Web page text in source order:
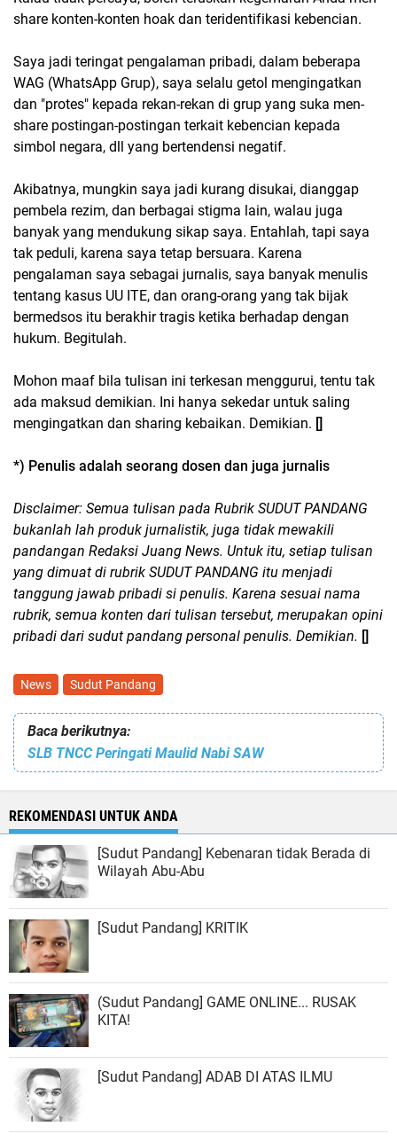
share konten-konten hoak dan teridentifikasi kebencian.
Saya jadi teringat pengalaman pribadi, dalam beberapa
WAG (WhatsApp Grup), saya selalu getol mengingatkan
dan "protes" kepada rekan-rekan di grup yang suka men-
share postingan-postingan terkait kebencian kepada
simbol negara, dll yang bertendensi negatif.
Akibatnya, mungkin saya jadi kurang disukai, dianggap
pembela rezim, dan berbagai stigma lain, walau juga
banyak yang mendukung sikap saya. Entahlah, tapi saya
tak peduli, karena saya tetap bersuara. Karena
pengalaman saya sebagai jurnalis, saya banyak menulis
tentang kasus UU ITE, dan orang-orang yang tak bijak
bermedsos itu berakhir tragis ketika berhadap dengan
hukum. Begitulah.
Mohon maaf bila tulisan ini terkesan menggurui, tentu tak
ada maksud demikian. Ini hanya sekedar untuk saling
mengingatkan dan sharing kebaikan. Demikian. []
*) Penulis adalah seorang dosen dan juga jurnalis
Disclaimer: Semua tulisan pada Rubrik SUDUT PANDANG
bukanlah lah produk jurnalistik, juga tidak mewakili
pandangan Redaksi Juang News. Untuk itu, setiap tulisan
yang dimuat di rubrik SUDUT PANDANG itu menjadi
tanggung jawab pribadi si penulis. Karena sesuai nama
rubrik, semua konten dari tulisan tersebut, merupakan opini
pribadi dari sudut pandang personal penulis. Demikian. []
News Sudut Pandang
Baca berikutnya:
SLB TNCC Peringati Maulid Nabi SAW
REKOMENDASI UNTUK ANDA
[Sudut Pandang] Kebenaran tidak Berada di
Wilayah Abu-Abu
[Sudut Pandang] KRITIK
(Sudut Pandang] GAME ONLINE... RUSAK
KITA!
[Sudut Pandang] ADAB DI ATAS ILMU